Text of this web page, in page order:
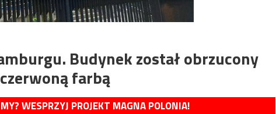
Budynek został obrzucony
farbą
WESPRZYJ PROJEKT MAGNA POLONIA!